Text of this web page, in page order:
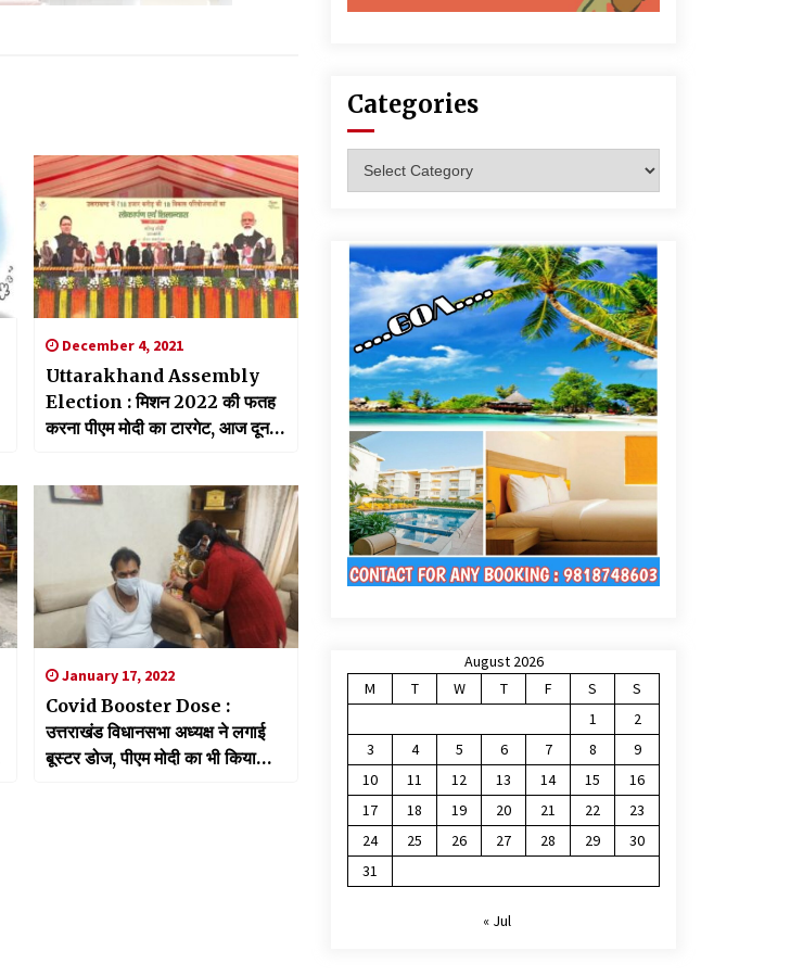
December 4, 2021
Uttarakhand Assembly
Election : मिशन 2022 की फतह
करना पीएम मोदी का टारगेट, आज दून में
January 17, 2022
Covid Booster Dose :
उत्तराखंड विधानसभा अध्यक्ष ने लगाई
बूस्टर डोज, पीएम मोदी का भी किया
Categories
August 2026
M
T W T F S
S
1
2
3
4 5 6 7 8
9
10
11 12 13 14 15
16
17
18 19 20 21 22
23
24
25 26 27 28 29
30
31
« Jul